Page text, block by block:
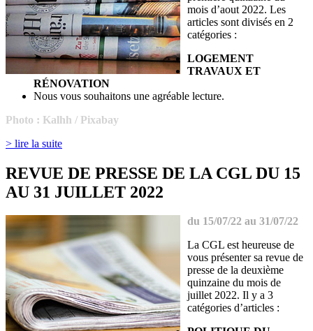
mois d’aout 2022. Les
articles sont divisés en 2
catégories :
LOGEMENT
TRAVAUX ET
RÉNOVATION
Nous vous souhaitons une agréable lecture.
Photo : Kalhh / Pixabay
> lire la suite
REVUE DE PRESSE DE LA CGL DU 15
AU 31 JUILLET 2022
du 15/07/22 au 31/07/22
La CGL est heureuse de
vous présenter sa revue de
presse de la deuxième
quinzaine du mois de
juillet 2022. Il y a 3
catégories d’articles :